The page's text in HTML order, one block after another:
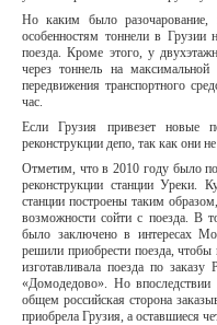
Но каким было разочарование,
особенностям тоннели в Грузии
поезда. Кроме этого, у
через тоннель на
передвижения транспортного
час.
Если Грузия привезет новые
реконструкции депо, так как они
Отметим, что в 2010 году было
реконструкции станции Уреки.
станции построены таким
возможности сойти с поезда. В
было заключено в интересах
решили приобрести поезда,
изготавливала поезда по
«Домодедово». Но впоследствии
общем российская сторона
приобрела Грузия, а оставшиеся